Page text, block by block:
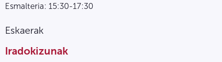
Esmalteria: 15:30-17:30
Eskaerak
Iradokizunak